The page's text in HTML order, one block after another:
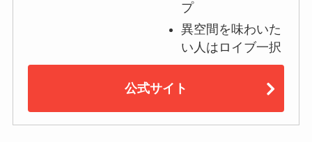
プ
異空間を味わいた
い人はロイブ一択
公式サイト